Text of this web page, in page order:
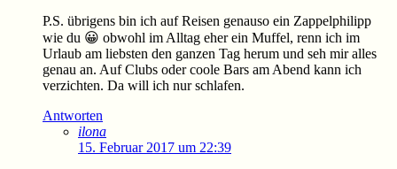
P.S. übrigens bin ich auf Reisen genauso ein Zappelphilipp
wie du 😀 obwohl im Alltag eher ein Muffel, renn ich im
Urlaub am liebsten den ganzen Tag herum und seh mir alles
genau an. Auf Clubs oder coole Bars am Abend kann ich
verzichten. Da will ich nur schlafen.
Antworten
ilona
15. Februar 2017 um 22:39